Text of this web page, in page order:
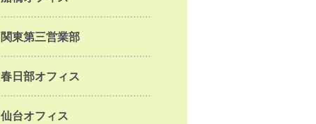
関東第三営業部
春日部オフィス
仙台オフィス